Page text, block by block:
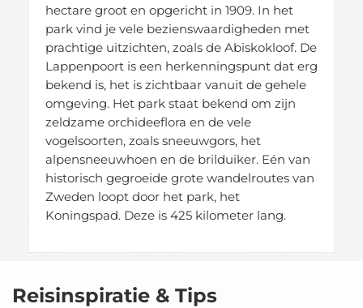
hectare groot en opgericht in 1909. In het
park vind je vele bezienswaardigheden met
prachtige uitzichten, zoals de Abiskokloof. De
Lappenpoort is een herkenningspunt dat erg
bekend is, het is zichtbaar vanuit de gehele
omgeving. Het park staat bekend om zijn
zeldzame orchideeflora en de vele
vogelsoorten, zoals sneeuwgors, het
alpensneeuwhoen en de brilduiker. Eén van
historisch gegroeide grote wandelroutes van
Zweden loopt door het park, het
Koningspad. Deze is 425 kilometer lang.
Reisinspiratie & Tips